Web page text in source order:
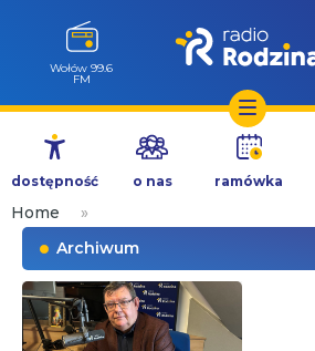
Przejdź
treści
Wołów 99.6
FM
dostępność o nas ramówka
Home
»
Archiwum